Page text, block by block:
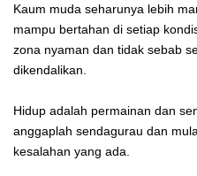
Kaum muda seharunya lebih
mampu bertahan di setiap
zona nyaman dan tidak sebab
dikendalikan.
Hidup adalah permainan dan
anggaplah sendagurau dan
kesalahan yang ada.